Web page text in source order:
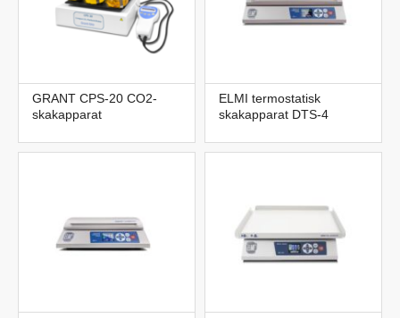
GRANT CPS-20 CO2-
skakapparat
ELMI termostatisk
skakapparat DTS-4